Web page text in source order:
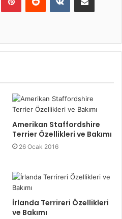
Amerikan Staffordshire
Terrier Özellikleri ve Bakımı
26 Ocak 2016
İrlanda Terrireri Özellikleri
ve Bakımı